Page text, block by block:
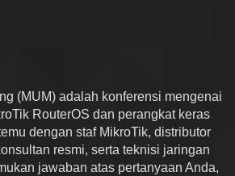
(MUM) adalah konferensi mengenai
RouterOS dan perangkat keras
dengan staf MikroTik, distributor
resmi, serta teknisi jaringan
jawaban atas pertanyaan Anda,